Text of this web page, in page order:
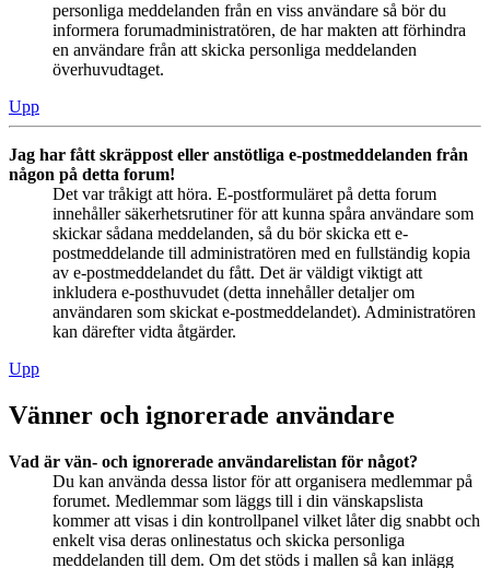
personliga meddelanden från en viss användare så bör du
informera forumadministratören, de har makten att förhindra
en användare från att skicka personliga meddelanden
överhuvudtaget.
Upp
Jag har fått skräppost eller anstötliga e-postmeddelanden från
någon på detta forum!
Det var tråkigt att höra. E-postformuläret på detta forum
innehåller säkerhetsrutiner för att kunna spåra användare som
skickar sådana meddelanden, så du bör skicka ett e-
postmeddelande till administratören med en fullständig kopia
av e-postmeddelandet du fått. Det är väldigt viktigt att
inkludera e-posthuvudet (detta innehåller detaljer om
användaren som skickat e-postmeddelandet). Administratören
kan därefter vidta åtgärder.
Upp
Vänner och ignorerade användare
Vad är vän- och ignorerade användarelistan för något?
Du kan använda dessa listor för att organisera medlemmar på
forumet. Medlemmar som läggs till i din vänskapslista
kommer att visas i din kontrollpanel vilket låter dig snabbt och
enkelt visa deras onlinestatus och skicka personliga
meddelanden till dem. Om det stöds i mallen så kan inlägg